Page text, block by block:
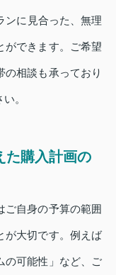
ンに見合った、無理
ができます。ご希望
の相談も承っており
。
た購入計画の
ご自身の予算の範囲
が大切です。例えば
の可能性」など、ご